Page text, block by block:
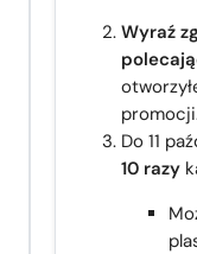
Wyraź
Do 11
10 razy